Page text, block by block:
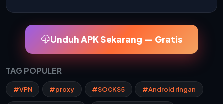
Unduh APK Sekarang — Gratis
TAG POPULER
#VPN #proxy #SOCKS5 #Android ringan